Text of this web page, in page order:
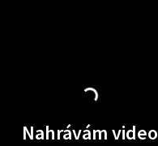
Nahrávám video